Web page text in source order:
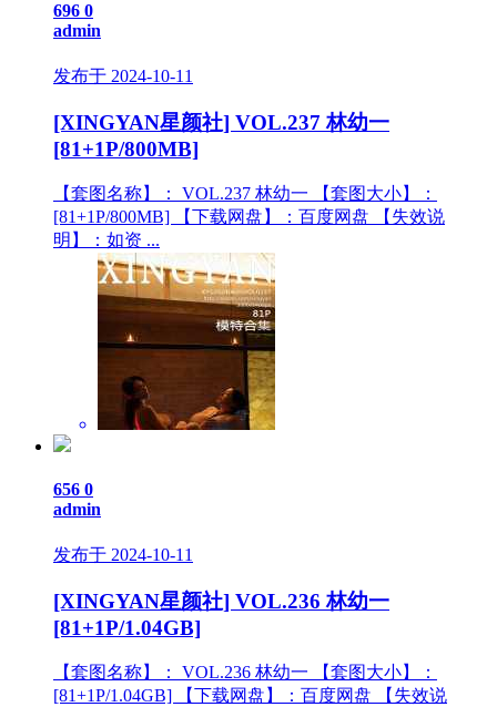
696 0
admin
发布于 2024-10-11
[XINGYAN星颜社] VOL.237 林幼一
[81+1P/800MB]
【套图名称】： VOL.237 林幼一 【套图大小】：
[81+1P/800MB] 【下载网盘】：百度网盘 【失效说
明】：如资 ...
656 0
admin
发布于 2024-10-11
[XINGYAN星颜社] VOL.236 林幼一
[81+1P/1.04GB]
【套图名称】： VOL.236 林幼一 【套图大小】：
[81+1P/1.04GB] 【下载网盘】：百度网盘 【失效说